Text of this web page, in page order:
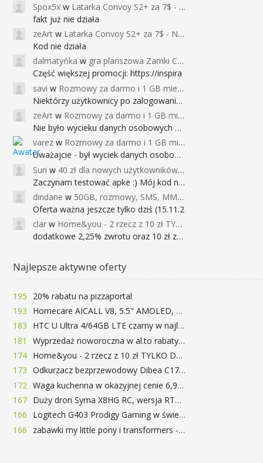
Spox5x w Latarka Convoy S2+ za 7$ - Najniższa cena od 2017r
fakt już nie działa
zeArt w Latarka Convoy S2+ za 7$ - Najniższa cena od 2017r
Kod nie działa
dalmatyńka w gra planszowa Zamki Caladale za 39zł
Część większej promocji: https://inspira
savi w Rozmowy za darmo i 1 GB miesięcznie
Niektórzy użytkownicy po zalogowaniu do
zeArt w Rozmowy za darmo i 1 GB miesięcznie
Nie było wycieku danych osobowych a nieo
varez w Rozmowy za darmo i 1 GB miesięcznie
Uważajcie - był wyciek danych osobowych
Suri w 40 zł dla nowych użytkowników Google Pay (dawniej Android Pay)
Zaczynam testować apke :) Mój kod na 40
dindane w 50GB, rozmowy, SMS, MMS bez limitu przez 6 miesięcy za darmo za przeniesienie numeru do Play NEXT
Oferta ważna jeszcze tylko dziś (15.11.2
clar w Home&you - 2 rzecz z 10 zł TYLKO DZISIAJ
dodatkowe 2,25% zwrotu oraz 10 zł za r
Najlepsze aktywne oferty
195
20% rabatu na pizzaportal
193
Homecare AICALL V8, 5.5" AMOLED, 4/128GB, Snapdragon 652, LTE, QC3.0, 3400mAh za 416zł
183
HTC U Ultra 4/64GB LTE czarny w najlepszej cenie na rynku 799 zł!!!
181
Wyprzedaż noworoczna w al.to rabaty do 72%
174
Home&you - 2 rzecz z 10 zł TYLKO DZISIAJ
173
Odkurzacz bezprzewodowy Dibea C17 za 77.99$ (~290zł)
172
Waga kuchenna w okazyjnej cenie 6,99$
167
Duży dron Syma X8HG RC, wersja RTF, kamera 8MP za 62$ (~233zł) - TomTop
166
Logitech G403 Prodigy Gaming w świetnej cenie 169 zł
166
zabawki my little pony i transformers -50%!